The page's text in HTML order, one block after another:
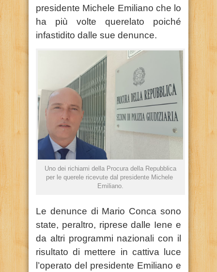
presidente Michele Emiliano che lo
ha più volte querelato poiché
infastidito dalle sue denunce.
Uno dei richiami della Procura della Repubblica
per le querele ricevute dal presidente Michele
Emiliano.
Le denunce di Mario Conca sono
state, peraltro, riprese dalle Iene e
da altri programmi nazionali con il
risultato di mettere in cattiva luce
l’operato del presidente Emiliano e